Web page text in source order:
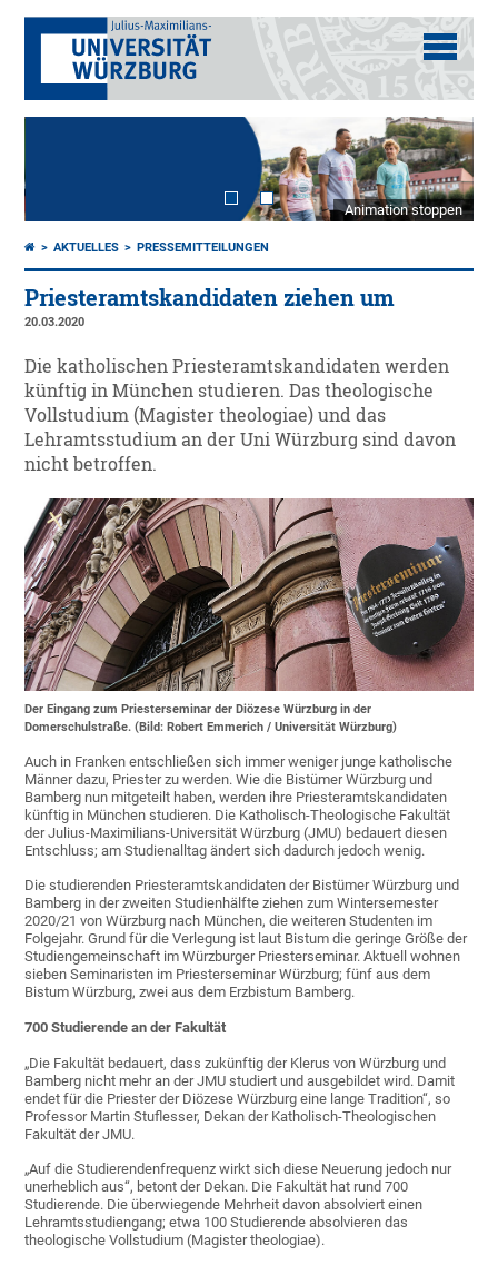
Animation stoppen
AKTUELLES PRESSEMITTEILUNGEN
Priesteramtskandidaten ziehen um
20.03.2020
Die katholischen Priesteramtskandidaten werden
künftig in München studieren. Das theologische
Vollstudium (Magister theologiae) und das
Lehramtsstudium an der Uni Würzburg sind davon
nicht betroffen.
Der Eingang zum Priesterseminar der Diözese Würzburg in der
Domerschulstraße. (Bild: Robert Emmerich / Universität Würzburg)
Auch in Franken entschließen sich immer weniger junge katholische
Männer dazu, Priester zu werden. Wie die Bistümer Würzburg und
Bamberg nun mitgeteilt haben, werden ihre Priesteramtskandidaten
künftig in München studieren. Die Katholisch-Theologische Fakultät
der Julius-Maximilians-Universität Würzburg (JMU) bedauert diesen
Entschluss; am Studienalltag ändert sich dadurch jedoch wenig.
Die studierenden Priesteramtskandidaten der Bistümer Würzburg und
Bamberg in der zweiten Studienhälfte ziehen zum Wintersemester
2020/21 von Würzburg nach München, die weiteren Studenten im
Folgejahr. Grund für die Verlegung ist laut Bistum die geringe Größe der
Studiengemeinschaft im Würzburger Priesterseminar. Aktuell wohnen
sieben Seminaristen im Priesterseminar Würzburg; fünf aus dem
Bistum Würzburg, zwei aus dem Erzbistum Bamberg.
700 Studierende an der Fakultät
„Die Fakultät bedauert, dass zukünftig der Klerus von Würzburg und
Bamberg nicht mehr an der JMU studiert und ausgebildet wird. Damit
endet für die Priester der Diözese Würzburg eine lange Tradition“, so
Professor Martin Stuflesser, Dekan der Katholisch-Theologischen
Fakultät der JMU.
„Auf die Studierendenfrequenz wirkt sich diese Neuerung jedoch nur
unerheblich aus“, betont der Dekan. Die Fakultät hat rund 700
Studierende. Die überwiegende Mehrheit davon absolviert einen
Lehramtsstudiengang; etwa 100 Studierende absolvieren das
theologische Vollstudium (Magister theologiae).